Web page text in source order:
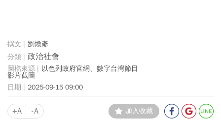
劉煥彥
政治社會
以色列政府官網、數字台灣節目
影片截圖
2025-09-15 09:00
+A -A 加入收藏